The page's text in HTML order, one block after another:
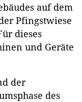
auf dem
Pfingstwiese
dieses
und Geräte
der
des